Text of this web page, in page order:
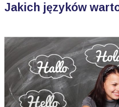
Jakich języków